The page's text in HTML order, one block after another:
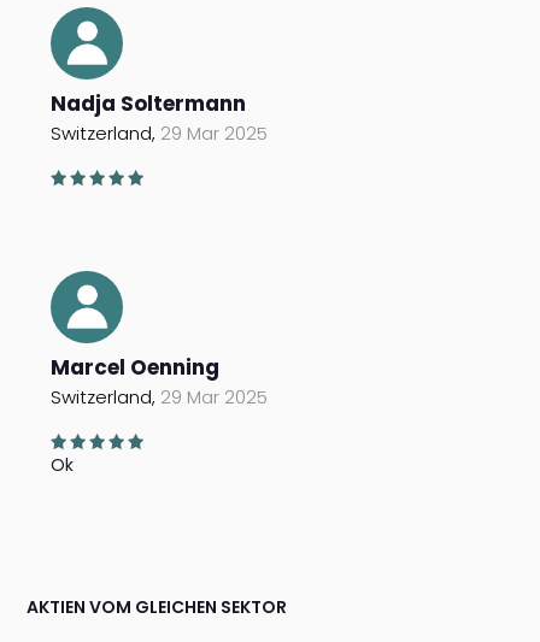
Nadja Soltermann
Switzerland, 29 Mar 2025
Marcel Oenning
Switzerland, 29 Mar 2025
Ok
AKTIEN VOM GLEICHEN SEKTOR